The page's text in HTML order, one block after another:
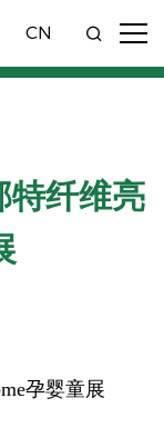
CN
特纤维亮
孕婴童展